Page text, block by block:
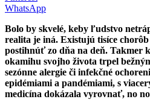
WhatsApp
Bolo by skvelé, keby ľudstvo
realita je iná. Existujú tisíce
postihnúť zo dňa na deň. Takmer
okamihu svojho života trpel
sezónne alergie či infekčné
epidémiami a pandémiami, s
medicína dokázala vyrovnať, no